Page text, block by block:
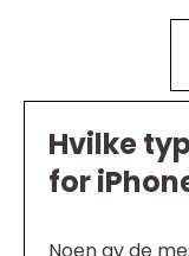
Hvilke
for